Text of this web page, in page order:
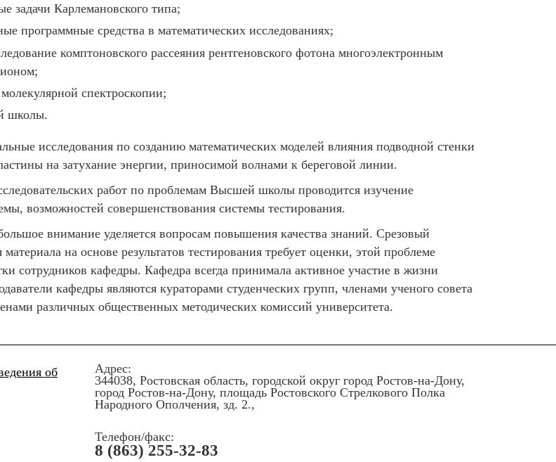
задачи Карлемановского типа;
программные средства в математических исследованиях;
комптоновского рассеяния рентгеновского фотона многоэлектронным
спектроскопии;
школы.
исследования по созданию математических моделей влияния подводной стенки
на затухание энергии, приносимой волнами к береговой линии.
работ по проблемам Высшей школы проводится изучение
возможностей совершенствования системы тестирования.
внимание уделяется вопросам повышения качества знаний. Срезовый
материала на основе результатов тестирования требует оценки, этой проблеме
сотрудников кафедры. Кафедра всегда принимала активное участие в жизни
кафедры являются кураторами студенческих групп, членами ученого совета
различных общественных методических комиссий университета.
об
Адрес:
344038, Ростовская область, городской округ город Ростов-на-Дону,
город Ростов-на-Дону, площадь Ростовского Стрелкового Полка
Народного Ополчения, зд. 2.,
Телефон/факс:
8 (863) 255-32-83